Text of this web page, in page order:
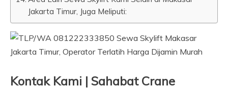
Jakarta Timur, Juga Meliputi:
Kontak Kami | Sahabat Crane